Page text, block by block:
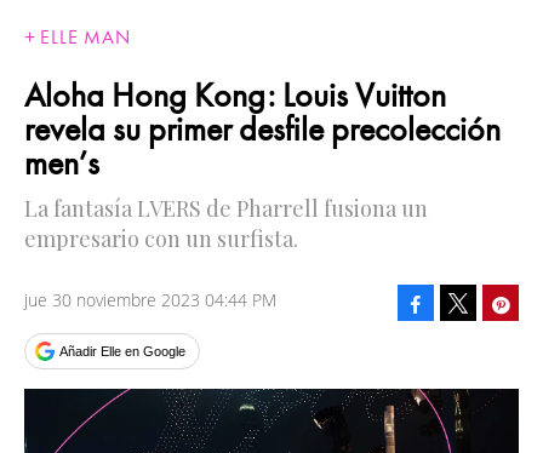
ELLE MAN
Aloha Hong Kong: Louis Vuitton
revela su primer desfile precolección
men’s
La fantasía LVERS de Pharrell fusiona un
empresario con un surfista.
jue 30 noviembre 2023 04:44 PM
Añadir Elle en Google
Facebook